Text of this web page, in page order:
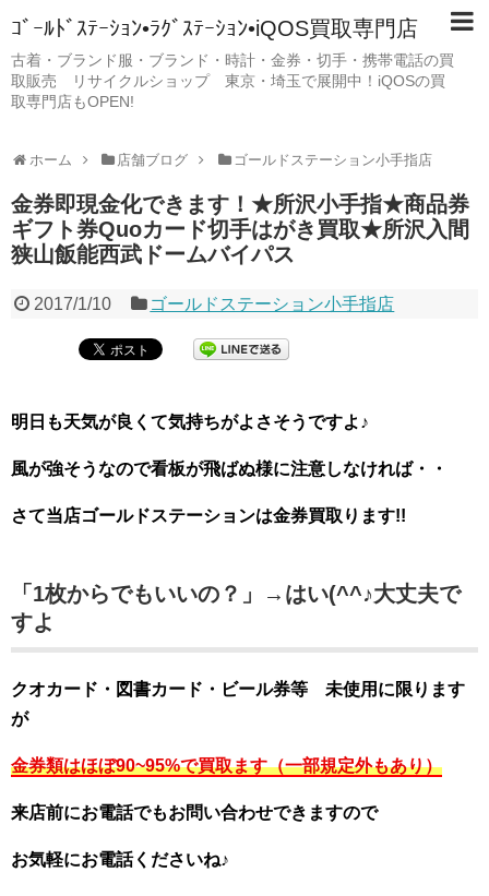
ｺﾞｰﾙﾄﾞｽﾃｰｼｮﾝ•ﾗｸﾞｽﾃｰｼｮﾝ•iQOS買取専門店
古着・ブランド服・ブランド・時計・金券・切手・携帯電話の買
取販売 リサイクルショップ 東京・埼玉で展開中！iQOSの買
取専門店もOPEN!
ホーム 店舗ブログ ゴールドステーション小手指店
金券即現金化できます！★所沢小手指★商品券
ギフト券Quoカード切手はがき買取★所沢入間
狭山飯能西武ドームバイパス
2017/1/10 ゴールドステーション小手指店
明日も天気が良くて気持ちがよさそうですよ ♪
風が強そうなので看板が飛ばぬ様に注意しなければ・・
さて当店ゴールドステーションは金券買取ります!!
「1枚からでもいいの？」→はい(^^♪大丈夫で
すよ
クオカード・図書カード・ビール券等 未使用に限ります
が
金券類はほぼ90~95%で買取ます（一部規定外もあり）
来店前にお電話でもお問い合わせできますので
お気軽にお電話くださいね♪